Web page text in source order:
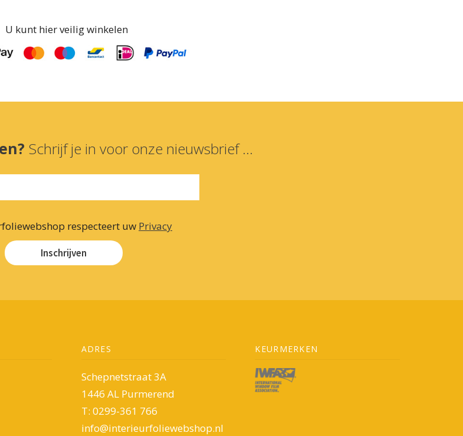
U kunt hier veilig winkelen
Schrijf je in voor onze nieuwsbrief ...
respecteert uw Privacy
Inschrijven
ADRES
Schepnetstraat 3A
1446 AL Purmerend
T: 0299-361 766
info@interieurfoliewebshop.nl
KEURMERKEN